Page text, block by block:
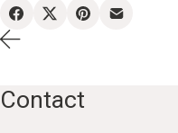
Contact